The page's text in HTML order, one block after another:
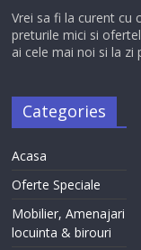
Vrei sa fi la curent cu
preturile mici si
ai cele mai noi si la zi
Categories
Acasa
Oferte Speciale
Mobilier, Amenajari
locuinta & birouri